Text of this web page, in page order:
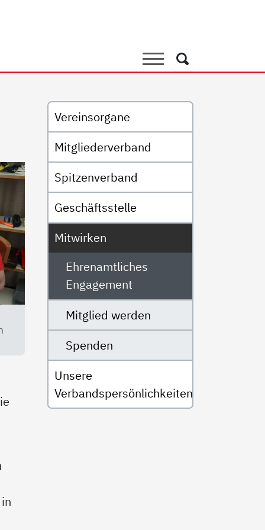
Suche
Suche
Untermenü
Vereinsorgane
Mitgliederverband
Spitzenverband
Geschäftsstelle
Mitwirken
Ehrenamtliches
Engagement
Mitglied werden
Spenden
Unsere
Verbandspersönlichkeiten